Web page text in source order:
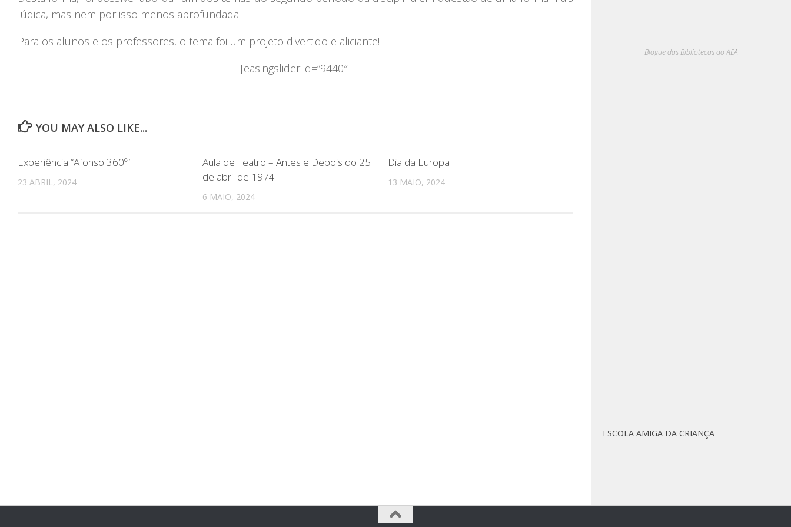
lúdica, mas nem por isso menos aprofundada.
Para os alunos e os professores, o tema foi um projeto divertido e aliciante!
[easingslider id=”9440″]
YOU MAY ALSO LIKE...
Experiência “Afonso 360º”
23 ABRIL, 2024
Aula de Teatro – Antes e Depois do 25
de abril de 1974
6 MAIO, 2024
Dia da Europa
13 MAIO, 2024
Blogue das Bibliotecas do AEA
ESCOLA AMIGA DA CRIANÇA